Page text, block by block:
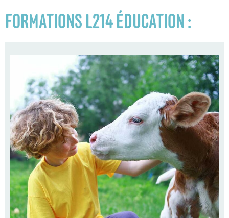
FORMATIONS L214 ÉDUCATION :